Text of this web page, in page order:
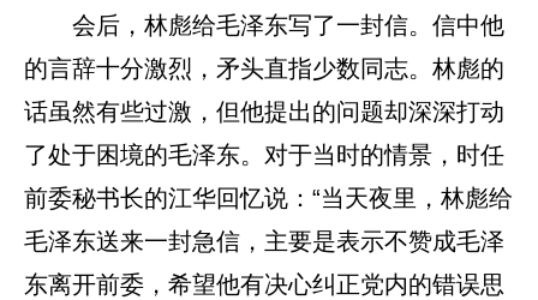
会后，林彪给毛泽东写了一封信。信中他
的言辞十分激烈，矛头直指少数同志。林彪的
话虽然有些过激，但他提出的问题却深深打动
了处于困境的毛泽东。对于当时的情景，时任
前委秘书长的江华回忆说：“当天夜里，林彪给
毛泽东送来一封急信，主要是表示不赞成毛泽
东离开前委，希望他有决心纠正党内的错误思